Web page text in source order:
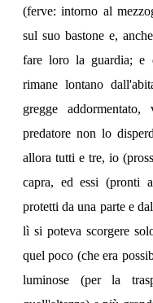
(ferve: intorno al
sul suo bastone e,
fare loro la guardia; e
rimane lontano
gregge
predatore non lo
allora tutti e tre, io
capra, ed essi (pronti
protetti da una parte e
lì si poteva scorgere
quel poco (che era
luminose (per la